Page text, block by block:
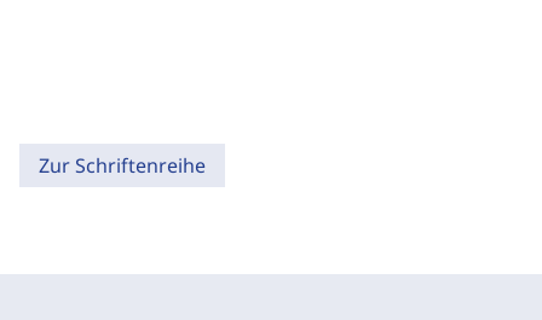
Zur Schriftenreihe